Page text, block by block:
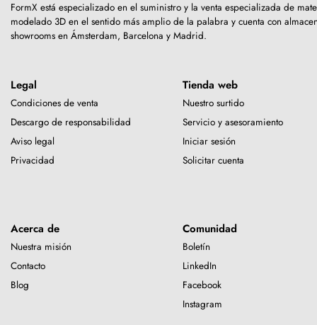
FormX está especializado en el suministro y la venta especializada de
modelado 3D en el sentido más amplio de la palabra y cuenta con
showrooms en Ámsterdam, Barcelona y Madrid.
Legal
Condiciones de venta
Descargo de responsabilidad
Aviso legal
Privacidad
Tienda web
Nuestro surtido
Servicio y asesoramiento
Iniciar sesión
Solicitar cuenta
Acerca de
Nuestra misión
Contacto
Blog
Comunidad
Boletín
LinkedIn
Facebook
Instagram